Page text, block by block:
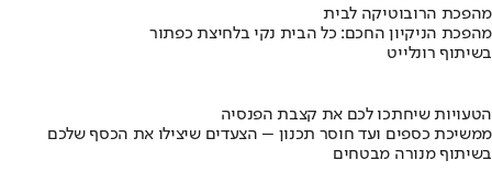
מהפכת הרובוטיקה לבית
מהפכת הניקיון החכם: כל הבית נקי בלחיצת כפתור
בשיתוף רונלייט
הטעויות שיחתכו לכם את קצבת הפנסיה
ממשיכת כספים ועד חוסר תכנון – הצעדים שיצילו את הכסף שלכם
בשיתוף מנורה מבטחים